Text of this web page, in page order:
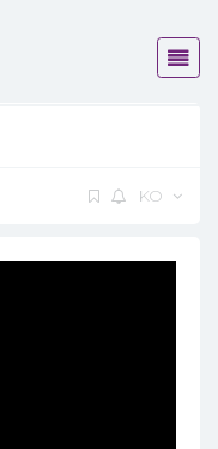
KO